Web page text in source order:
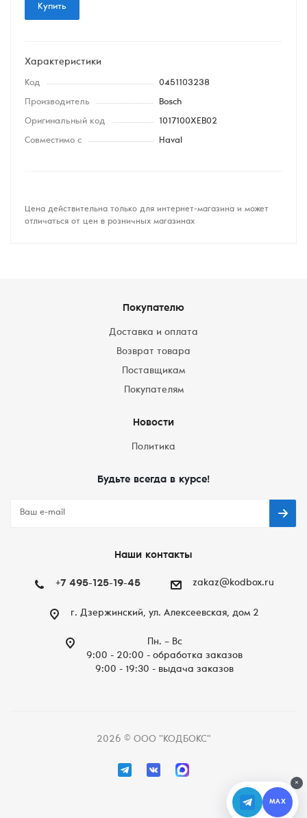
Купить
Характеристики
Код 0451103238
Производитель Bosch
Оригинальный код 1017100XEB02
Совместимо с Haval
Цена действительна только для интернет-магазина и может
отличаться от цен в розничных магазинах
Покупателю
Доставка и оплата
Возврат товара
Поставщикам
Покупателям
Новости
Политика
Будьте всегда в курсе!
Наши контакты
+7 495-125-19-45 zakaz@kodbox.ru
г. Дзержинский, ул. Алексеевская, дом 2
Пн. – Вc
9:00 - 20:00 - обработка заказов
9:00 - 19:30 - выдача заказов
2026 © ООО "КОДБОКС"
×
MAX